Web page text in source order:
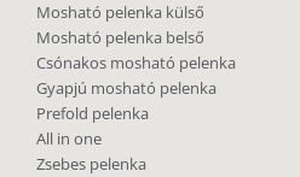
Mosható pelenka külső
Mosható pelenka belső
Csónakos mosható pelenka
Gyapjú mosható pelenka
Prefold pelenka
All in one
Zsebes pelenka